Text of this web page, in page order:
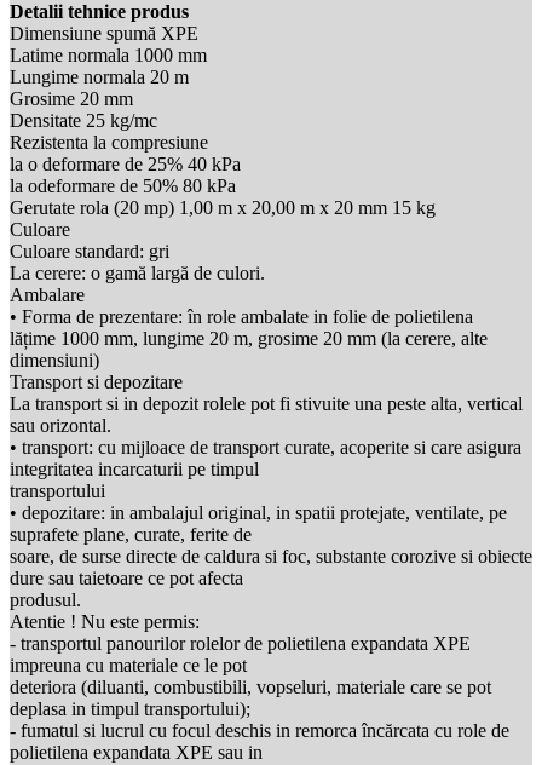
Detalii tehnice produs
Dimensiune spumă XPE
Latime normala 1000 mm
Lungime normala 20 m
Grosime 20 mm
Densitate 25 kg/mc
Rezistenta la compresiune
la o deformare de 25% 40 kPa
la odeformare de 50% 80 kPa
Gerutate rola (20 mp) 1,00 m x 20,00 m x 20 mm 15 kg
Culoare
Culoare standard: gri
La cerere: o gamă largă de culori.
Ambalare
• Forma de prezentare: în role ambalate in folie de polietilena
lățime 1000 mm, lungime 20 m, grosime 20 mm (la cerere, alte
dimensiuni)
Transport si depozitare
La transport si in depozit rolele pot fi stivuite una peste alta, vertical
sau orizontal.
• transport: cu mijloace de transport curate, acoperite si care asigura
integritatea incarcaturii pe timpul
transportului
• depozitare: in ambalajul original, in spatii protejate, ventilate, pe
suprafete plane, curate, ferite de
soare, de surse directe de caldura si foc, substante corozive si obiecte
dure sau taietoare ce pot afecta
produsul.
Atentie ! Nu este permis:
- transportul panourilor rolelor de polietilena expandata XPE
impreuna cu materiale ce le pot
deteriora (diluanti, combustibili, vopseluri, materiale care se pot
deplasa in timpul transportului);
- fumatul si lucrul cu focul deschis in remorca încărcata cu role de
polietilena expandata XPE sau in